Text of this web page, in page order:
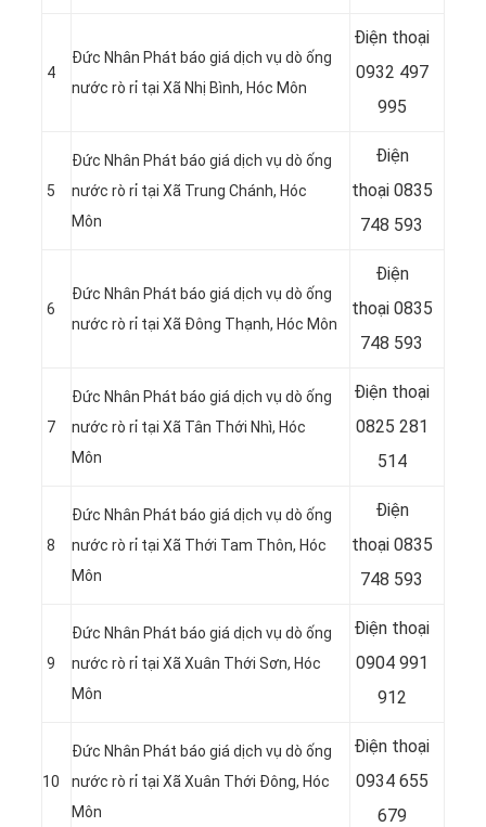
4
Đức Nhân Phát báo giá dịch vụ dò ống
nước rò rỉ tại Xã Nhị Bình, Hóc Môn
Điện thoại
0932 497
995
5
Đức Nhân Phát báo giá dịch vụ dò ống
nước rò rỉ tại Xã Trung Chánh, Hóc
Môn
Điện
thoại0835
748 593
6
Đức Nhân Phát báo giá dịch vụ dò ống
nước rò rỉ tại Xã Đông Thạnh, Hóc Môn
Điện
thoại0835
748 593
7
Đức Nhân Phát báo giá dịch vụ dò ống
nước rò rỉ tại Xã Tân Thới Nhì, Hóc
Môn
Điện thoại
0825 281
514
8
Đức Nhân Phát báo giá dịch vụ dò ống
nước rò rỉ tại Xã Thới Tam Thôn, Hóc
Môn
Điện
thoại0835
748 593
9
Đức Nhân Phát báo giá dịch vụ dò ống
nước rò rỉ tại Xã Xuân Thới Sơn, Hóc
Môn
Điện thoại
0904 991
912
10
Đức Nhân Phát báo giá dịch vụ dò ống
nước rò rỉ tại Xã Xuân Thới Đông, Hóc
Môn
Điện thoại
0934 655
679